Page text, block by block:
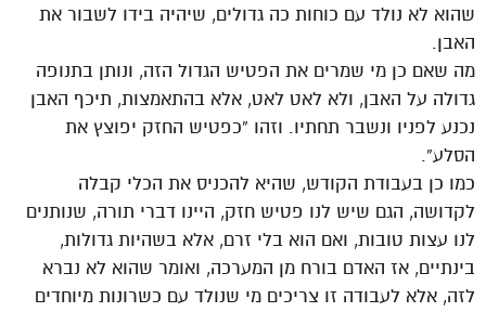
שהוא לא נולד עם כוחות כה גדולים, שיהיה בידו לשבור את
האבן.
מה שאם כן מי שמרים את הפטיש הגדול הזה, ונותן בתנופה
גדולה על האבן, ולא לאט לאט, אלא בהתאמצות, תיכף האבן
נכנע לפניו ונשבר תחתיו. וזהו “כפטיש החזק יפוצץ את
הסלע”.
כמו כן בעבודת הקודש, שהיא להכניס את הכלי קבלה
לקדושה, הגם שיש לנו פטיש חזק, היינו דברי תורה, שנותנים
לנו עצות טובות, ואם הוא בלי זרם, אלא בשהיות גדולות,
בינתיים, אז האדם בורח מן המערכה, ואומר שהוא לא נברא
לזה, אלא לעבודה זו צריכים מי שנולד עם כשרונות מיוחדים